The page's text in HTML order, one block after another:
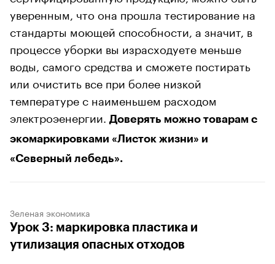
уверенным, что она прошла тестирование на
стандарты моющей способности, а значит, в
процессе уборки вы израсходуете меньше
воды, самого средства и сможете постирать
или очистить все при более низкой
температуре с наименьшем расходом
электроэенергии.
Доверять можно товарам с
экомаркировками «Листок жизни» и
«Северный лебедь».
Зеленая экономика
Урок 3: маркировка пластика и
утилизация опасных отходов